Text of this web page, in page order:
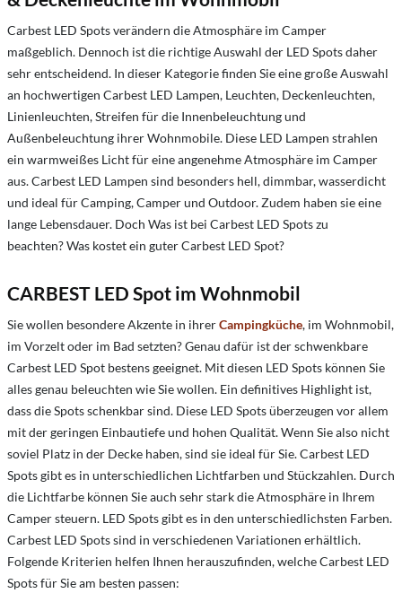
Carbest LED Spots verändern die Atmosphäre im Camper
maßgeblich. Dennoch ist die richtige Auswahl der LED Spots daher
sehr entscheidend. In dieser Kategorie finden Sie eine große Auswahl
an hochwertigen Carbest LED Lampen, Leuchten, Deckenleuchten,
Linienleuchten, Streifen für die Innenbeleuchtung und
Außenbeleuchtung ihrer Wohnmobile. Diese LED Lampen strahlen
ein warmweißes Licht für eine angenehme Atmosphäre im Camper
aus. Carbest LED Lampen sind besonders hell, dimmbar, wasserdicht
und ideal für Camping, Camper und Outdoor. Zudem haben sie eine
lange Lebensdauer. Doch Was ist bei Carbest LED Spots zu
beachten?Was kostet ein guter Carbest LED Spot?
CARBEST LED Spot im Wohnmobil
Sie wollen besondere Akzente in ihrerCampingküche, im Wohnmobil,
im Vorzelt oder im Bad setzten? Genau dafür ist der schwenkbare
Carbest LED Spot bestens geeignet. Mit diesen LED Spots können Sie
alles genau beleuchten wie Sie wollen. Ein definitives Highlight ist,
dass die Spots schenkbar sind. Diese LED Spots überzeugen vor allem
mit der geringen Einbautiefe und hohen Qualität. Wenn Sie also nicht
soviel Platz in der Decke haben, sind sie ideal für Sie. Carbest LED
Spots gibt es in unterschiedlichen Lichtfarben und Stückzahlen. Durch
die Lichtfarbe können Sie auch sehr stark die Atmosphäre in Ihrem
Camper steuern. LED Spots gibt es in den unterschiedlichsten Farben.
Carbest LED Spots sind in verschiedenen Variationen erhältlich.
Folgende Kriterien helfen Ihnen herauszufinden, welche Carbest LED
Spots für Sie am besten passen: